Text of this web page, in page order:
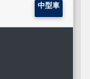
中型車